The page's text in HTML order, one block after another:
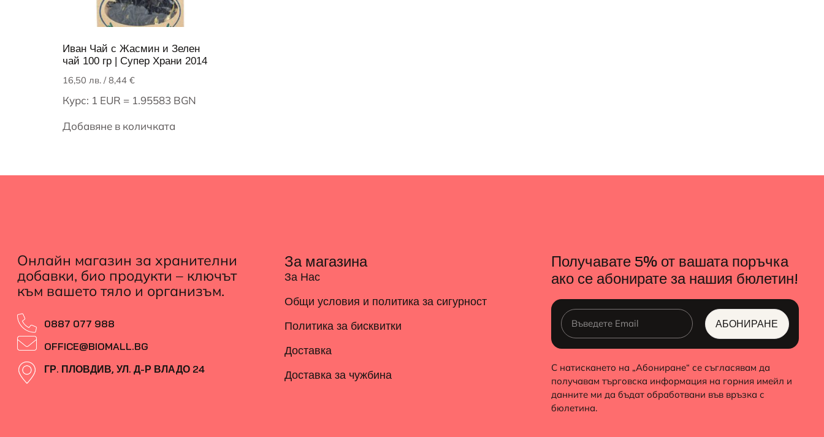
Иван Чай с Жасмин и Зелен
чай 100 гр | Супер Храни 2014
16,50 лв. / 8,44 €
Курс: 1 EUR = 1.95583 BGN
Добавяне в количката
Онлайн магазин за хранителни
добавки, био продукти – ключът
към вашето тяло и организъм.
0887 077 988
OFFICE@BIOMALL.BG
ГР. ПЛОВДИВ, УЛ. Д-Р ВЛАДО 24
За магазина
За Нас
Общи условия и политика за сигурност
Политика за бисквитки
Доставка
Доставка за чужбина
Получавате 5% от вашата поръчка
ако се абонирате за нашия бюлетин!
АБОНИРАНЕ
ALTERNATIVE:
С натискането на „Абониране“ се съгласявам да
получавам търговска информация на горния имейл и
данните ми да бъдат обработвани във връзка с
бюлетина.